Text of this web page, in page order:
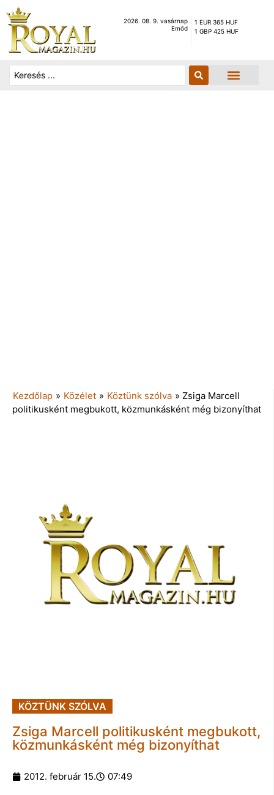
2026. 08. 9. vasárnap
Emőd
1 EUR 365 HUF
1 GBP 425 HUF
Kezdőlap » Közélet » Köztünk szólva » Zsiga Marcell
politikusként megbukott, közmunkásként még bizonyíthat
KÖZTÜNK SZÓLVA
Zsiga Marcell politikusként megbukott,
közmunkásként még bizonyíthat
2012. február 15. 07:49